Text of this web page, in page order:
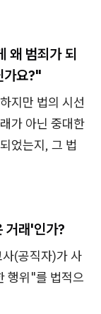
왜 범죄가 되
가요?"
지만 법의 시선
가 아닌 중대한
었는지, 그 법
거래'인가?
(공직자)가 사
행위"를 법적으